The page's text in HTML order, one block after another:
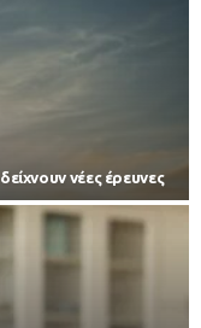
νέες έρευνες